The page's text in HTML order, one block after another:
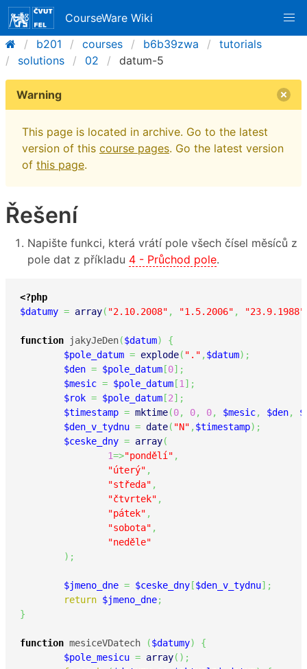
CourseWare Wiki
b201
courses b6b39zwa
tutorials
solutions
02 datum-5
Warning
This page is located in archive. Go to the latest
version of this course pages. Go the latest version
of this page.
Řešení
Napište funkci, která vrátí pole všech čísel měsíců z
pole dat z příkladu 4 - Průchod pole.
<?php
$datumy = array( "2.10.2008" , "1.5.2006" , "23.9.1988"
function jakyJeDen($datum)
{
$pole_datum = explode( "." , $datum) ;
$den = $pole_datum [0] ;
$mesic = $pole_datum [1 ] ;
$rok = $pole_datum [2] ;
$timestamp = mktime(0, 0, 0, $mesic, $den,
$den_v_tydnu = date( "N" , $timestamp) ;
$ceske_dny = array(
1=>"pondělí" ,
"úterý" ,
"středa" ,
"čtvrtek" ,
"pátek" ,
"sobota" ,
"neděle"
) ;
$jmeno_dne = $ceske_dny [$den_v_tydnu] ;
return $jmeno_dne;
}
function mesiceVDatech ($datumy)
{
$pole_mesicu = array( ) ;